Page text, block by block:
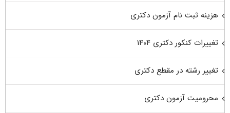
هزینه ثبت نام آزمون دکتری
تغییرات کنکور دکتری ۱۴۰۴
تغییر رشته در مقطع دکتری
محرومیت آزمون دکتری